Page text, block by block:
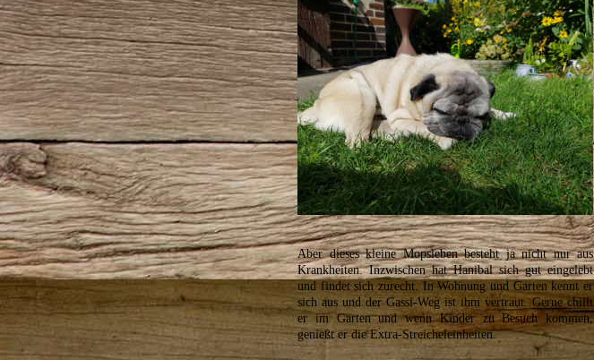
Aber dieses kleine Mopsleben besteht ja nicht nur aus
Krankheiten. Inzwischen hat Hanibal sich gut eingelebt
und findet sich zurecht. In Wohnung und Garten kennt er
sich aus und der Gassi-Weg ist ihm vertraut. Gerne chillt
er im Garten und wenn Kinder zu Besuch kommen,
genießt er die Extra-Streicheleinheiten.